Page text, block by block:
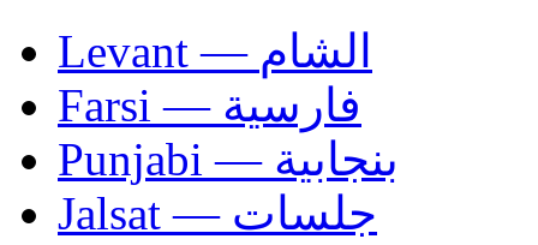
Levant — الشام
Farsi — فارسية
Punjabi — بنجابية
Jalsat — جلسات